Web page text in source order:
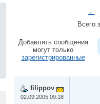
←
Всего
Добавлять сообщения
могут только
зарегистрированные
filippov
02.09.2005 09:18